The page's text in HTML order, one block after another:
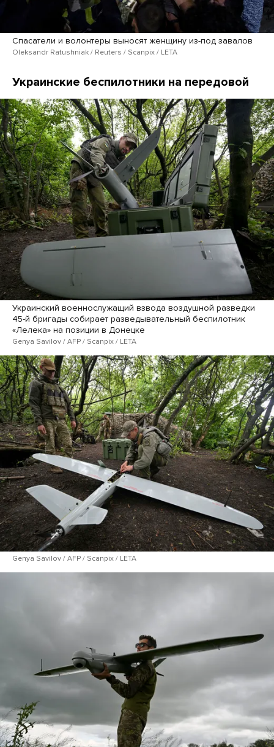
Спасатели и волонтеры выносят женщину из-под завалов
Oleksandr Ratushniak / Reuters / Scanpix / LETA
Украинские беспилотники на передовой
Украинский военнослужащий взвода воздушной разведки
45-й бригады собирает разведывательный беспилотник
«Лелека» на позиции в Донецке
Genya Savilov / AFP / Scanpix / LETA
Genya Savilov / AFP / Scanpix / LETA